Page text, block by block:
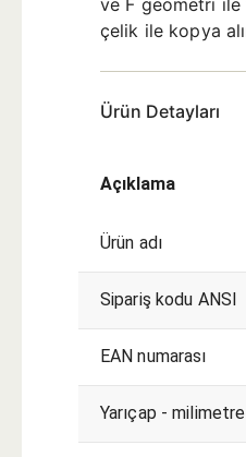
ve F geometri ile
çelik ile kopya
Ürün Detayları
Açıklama
Ürün adı
Sipariş kodu ANSI
EAN numarası
Yarıçap -